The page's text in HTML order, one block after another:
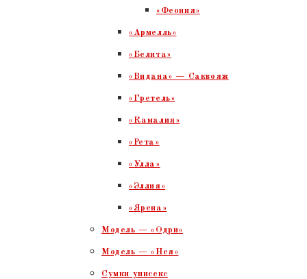
«Феония»
«Армелль»
«Белита»
«Видана» — Саквояж
«Гретель»
«Камалия»
«Рета»
«Улла»
«Эллия»
«Ярена»
Модель — «Одри»
Модель — «Нея»
Сумки унисекс